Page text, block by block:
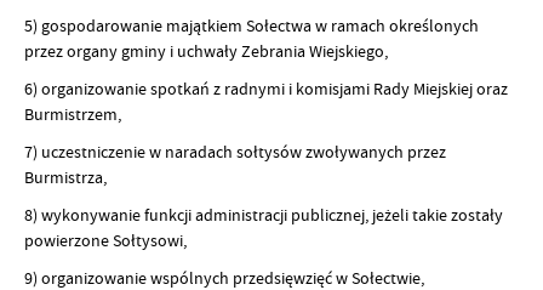
5) gospodarowanie majątkiem Sołectwa w ramach określonych
przez organy gminy i uchwały Zebrania Wiejskiego,
6) organizowanie spotkań z radnymi i komisjami Rady Miejskiej oraz
Burmistrzem,
7) uczestniczenie w naradach sołtysów zwoływanych przez
Burmistrza,
8) wykonywanie funkcji administracji publicznej, jeżeli takie zostały
powierzone Sołtysowi,
9) organizowanie wspólnych przedsięwzięć w Sołectwie,